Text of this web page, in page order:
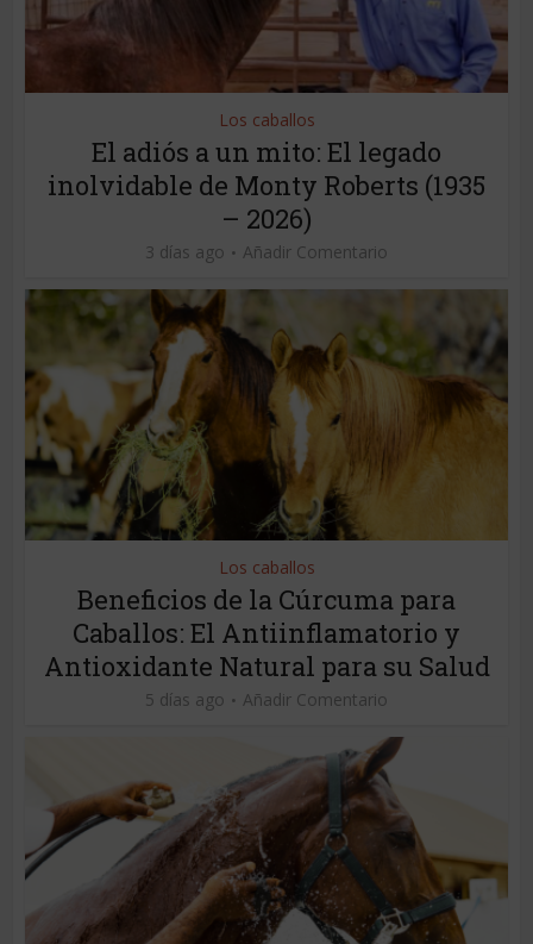
Los caballos
El adiós a un mito: El legado
inolvidable de Monty Roberts (1935
– 2026)
3 días ago Añadir Comentario
Los caballos
Beneficios de la Cúrcuma para
Caballos: El Antiinflamatorio y
Antioxidante Natural para su Salud
5 días ago Añadir Comentario